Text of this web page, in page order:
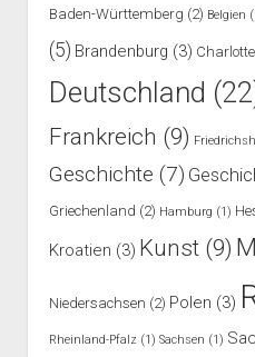
Baden-Württemberg (2) Belgien
(5) Brandenburg (3)
Deutschland
Frankreich (9)
Geschichte (7)
Griechenland (2) Hamburg (1)
Kroatien (3) Kunst(9)
Niedersachsen (2) Polen (3)
Rheinland-Pfalz(1) Sachsen (1)